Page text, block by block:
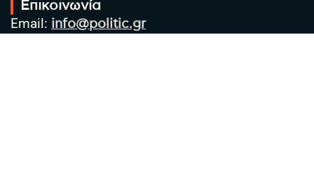
Επικοινωνία
Email: info@politic.gr